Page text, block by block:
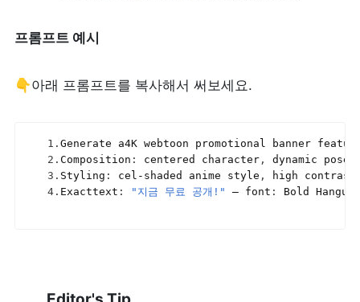
프롬프트 예시
👇아래 프롬프트를 복사해서 써보세요.
1. Generate a4K webtoon promotional banner
2. Composition : centered character, dynamic pose
3. Styling : cel - shaded anime style , high contrast
4. Exacttext : "지금 무료 공개!" — font : Bold Hangul